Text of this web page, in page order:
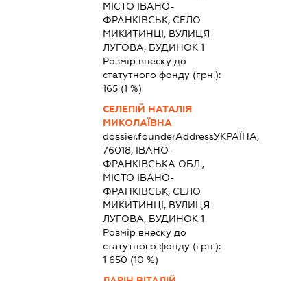
МІСТО ІВАНО-
ФРАНКІВСЬК, СЕЛО
МИКИТИНЦІ, ВУЛИЦЯ
ЛУГОВА, БУДИНОК 1
Розмір внеску до
статутного фонду (грн.):
165(1 %)
СЕЛЕПІЙ НАТАЛІЯ
МИКОЛАЇВНА
dossier.founderAddressУКРАЇНА,
76018, ІВАНО-
ФРАНКІВСЬКА ОБЛ.,
МІСТО ІВАНО-
ФРАНКІВСЬК, СЕЛО
МИКИТИНЦІ, ВУЛИЦЯ
ЛУГОВА, БУДИНОК 1
Розмір внеску до
статутного фонду (грн.):
1 650 (10 %)